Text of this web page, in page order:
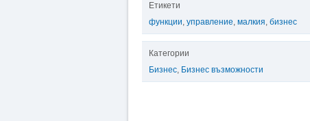
Етикети
функции, управление, малкия, бизнес
Категории
Бизнес, Бизнес възможности